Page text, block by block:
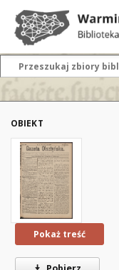
OBIEKT
Pokaż treść